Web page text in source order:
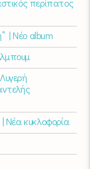
περίπατος
| Νέο album
κυκλοφορία